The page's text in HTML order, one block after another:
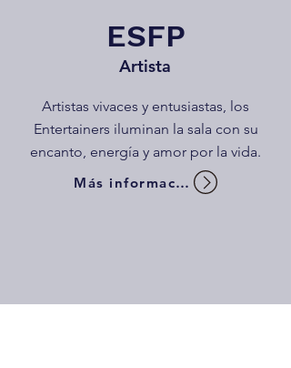
ESFP
Artista
Artistas vivaces y entusiastas, los
Entertainers iluminan la sala con su
encanto, energía y amor por la vida.
Más información